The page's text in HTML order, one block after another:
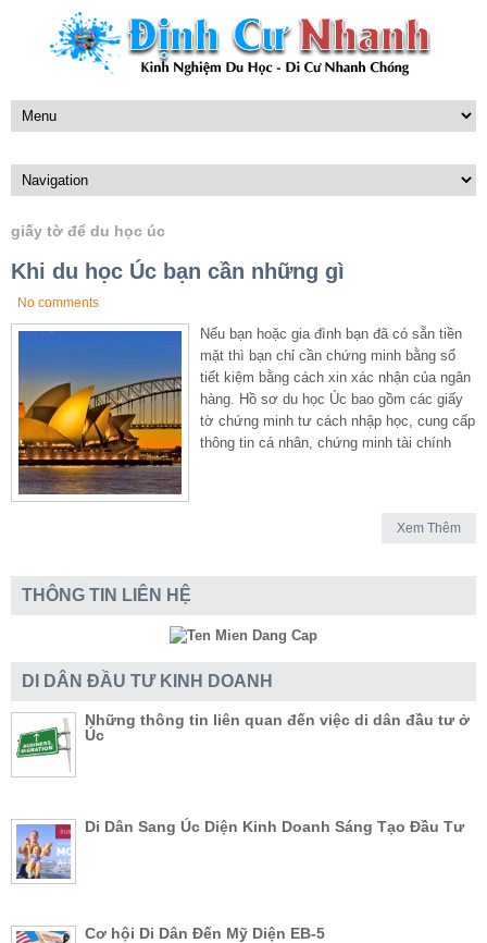
giấy tờ để du học úc
Khi du học Úc bạn cần những gì
No comments
Nếu bạn hoặc gia đình bạn đã có sẵn tiền
mặt thì bạn chỉ cần chứng minh bằng sổ
tiết kiệm bằng cách xin xác nhận của ngân
hàng. Hồ sơ du học Úc bao gồm các giấy
tờ chứng minh tư cách nhập học, cung cấp
thông tin cá nhân, chứng minh tài chính
Xem Thêm
THÔNG TIN LIÊN HỆ
DI DÂN ĐẦU TƯ KINH DOANH
Những thông tin liên quan đến việc di dân đầu tư ở
Úc
Di Dân Sang Úc Diện Kinh Doanh Sáng Tạo Đầu Tư
Cơ hội Di Dân Đến Mỹ Diện EB-5